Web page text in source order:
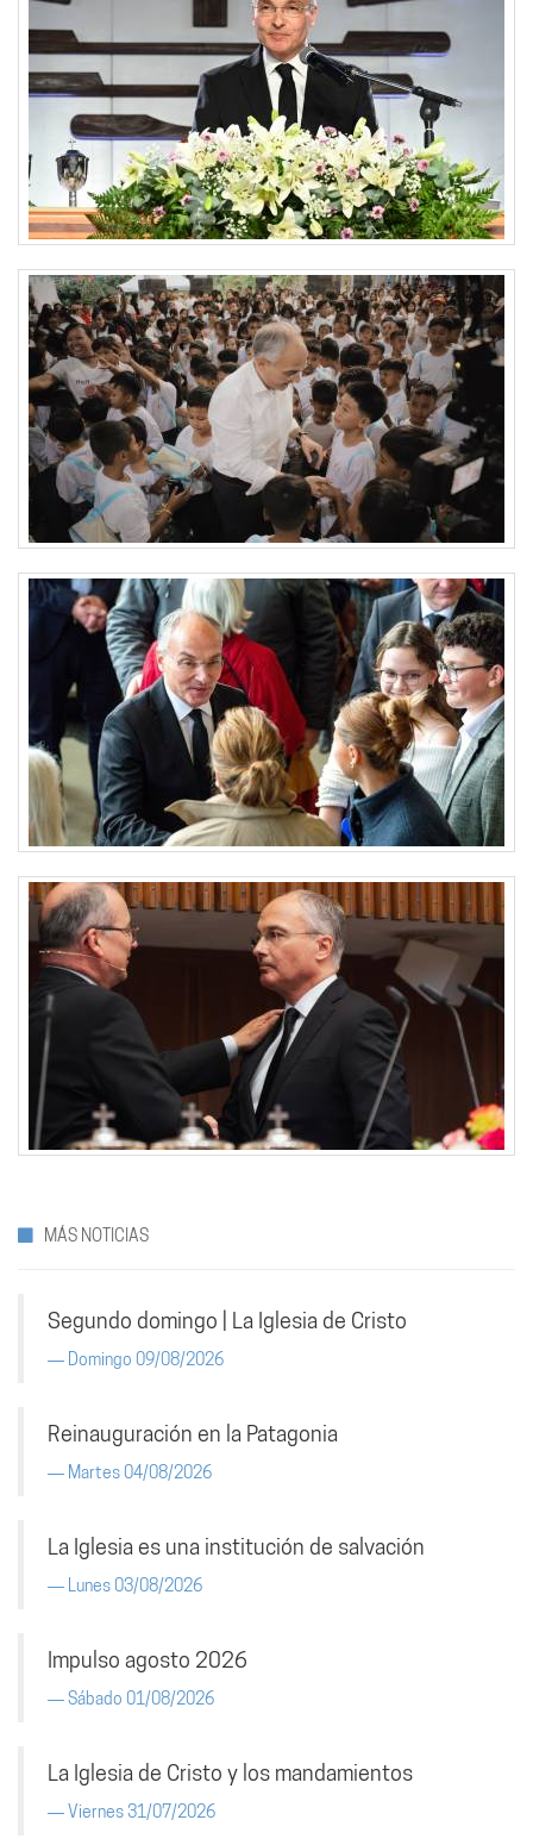
MÁS NOTICIAS
Segundo domingo | La Iglesia de Cristo
Domingo 09/08/2026
Reinauguración en la Patagonia
Martes 04/08/2026
La Iglesia es una institución de salvación
Lunes 03/08/2026
Impulso agosto 2026
Sábado 01/08/2026
La Iglesia de Cristo y los mandamientos
Viernes 31/07/2026